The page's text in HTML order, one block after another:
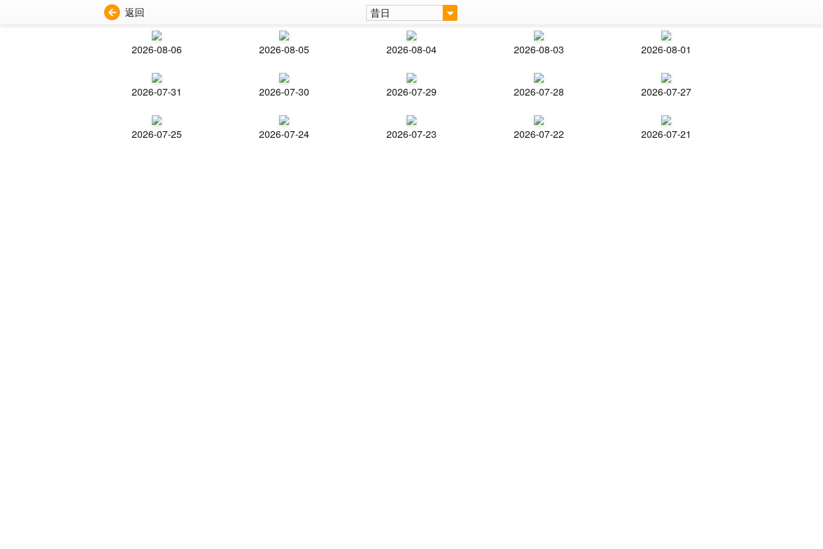
返回 昔日
2026-08-06 2026-08-05 2026-08-04 2026-08-03 2026-08-01
2026-07-31 2026-07-30 2026-07-29 2026-07-28 2026-07-27
2026-07-25 2026-07-24 2026-07-23 2026-07-22 2026-07-21